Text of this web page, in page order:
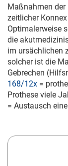
Maßnahmen
zeitlicher
Optimalerweise
die
im ursächlichen
solcher ist die
Gebrechen
168/12x =
Prothese viele
= Austausch